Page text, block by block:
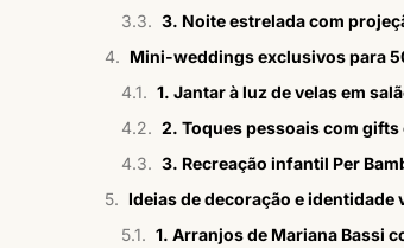
3. Noite estrelada com
Mini-weddings exclusivos para
1. Jantar à luz de velas em
2. Toques pessoais com
3. Recreação infantil Per
Ideias de decoração e identidade
1. Arranjos de Mariana Bassi